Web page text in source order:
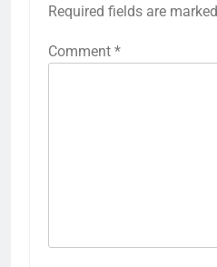
Required fields are marked
Comment *